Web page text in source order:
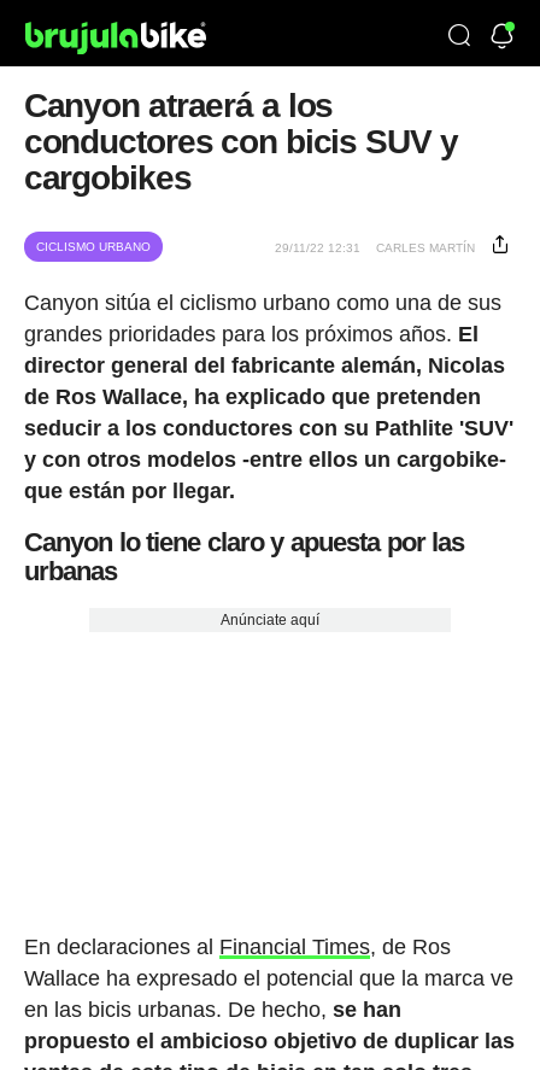
Canyon atraerá a los
conductores con bicis SUV y
cargobikes
CICLISMO URBANO 29/11/22 12:31 CARLES MARTÍN
Canyon sitúa el ciclismo urbano como una de sus
grandes prioridades para los próximos años. El
director general del fabricante alemán, Nicolas
de Ros Wallace, ha explicado que pretenden
seducir a los conductores con su Pathlite 'SUV'
y con otros modelos -entre ellos un cargobike-
que están por llegar.
Canyon lo tiene claro y apuesta por las
urbanas
Anúnciate aquí
En declaraciones al Financial Times, de Ros
Wallace ha expresado el potencial que la marca ve
en las bicis urbanas. De hecho, se han
propuesto el ambicioso objetivo de duplicar las